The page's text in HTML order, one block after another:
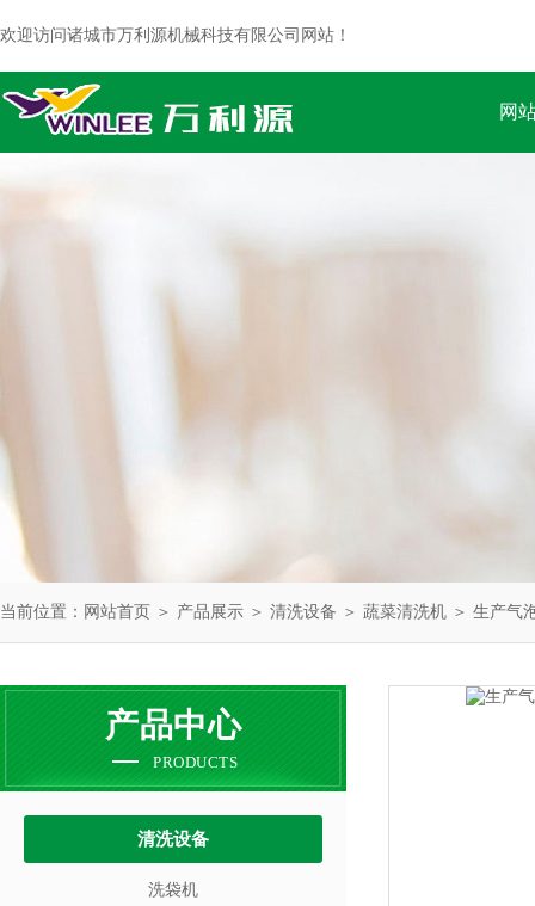
欢迎访问诸城市万利源机械科技有限公司网站！
网
当前位置： 网站首页 ＞ 产品展示 ＞ 清洗设备 ＞ 蔬菜清洗机 ＞ 生产气
产品中心
PRODUCTS
清洗设备
洗袋机